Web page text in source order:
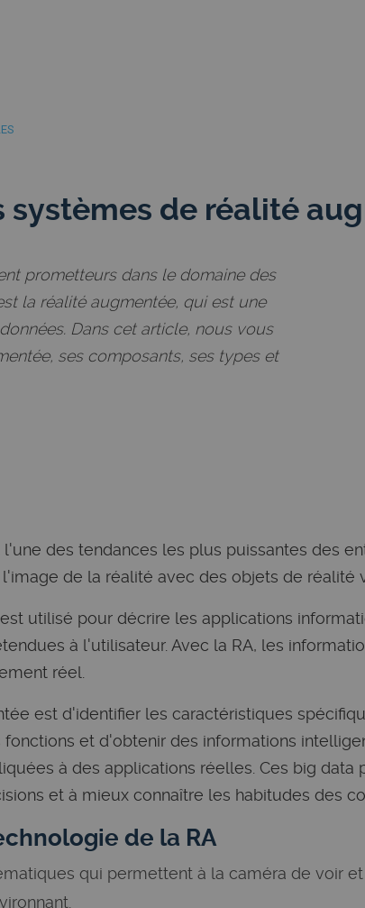
de réalité
prometteurs dans le domaine des
la réalité augmentée, qui est une
Dans cet article, nous vous
ses composants, ses types et
des tendances les plus puissantes des
de la réalité avec des objets de réalité
utilisé pour décrire les applications
à l'utilisateur. Avec la RA, les
réel.
est d'identifier les caractéristiques
et d'obtenir des informations
à des applications réelles. Ces big data
et à mieux connaître les habitudes des
de la RA
qui permettent à la caméra de voir